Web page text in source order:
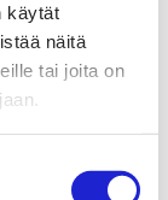
käytät
näitä
tai joita on
ja